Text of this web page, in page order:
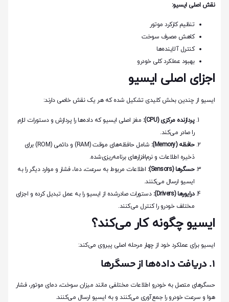
نقش اصلی ایسیو:
تنظیم کارکرد موتور
کاهش مصرف سوخت
کنترل آلاینده‌ها
بهبود عملکرد کلی خودرو
اجزای اصلی ایسیو
ایسیو از چندین بخش کلیدی تشکیل شده که هر یک نقش خاصی دارند:
پردازنده مرکزی (CPU):
مغز اصلی ایسیو که داده‌ها را پردازش و دستورات لازم
را صادر می‌کند.
حافظه (Memory):
شامل حافظه‌های موقت (RAM) و دائمی (ROM) برای
ذخیره اطلاعات و نرم‌افزارهای برنامه‌ریزی‌شده.
حسگرها (Sensors):
اطلاعات مربوط به سرعت، دما، فشار و موارد دیگر را به
ایسیو ارسال می‌کنند.
درایورها (Drivers):
دستورات صادرشده از ایسیو را به عمل تبدیل کرده و اجزای
مختلف خودرو را کنترل می‌کنند.
ایسیو چگونه کار می‌کند؟
ایسیو برای عملکرد خود از چهار مرحله اصلی پیروی می‌کند:
1. دریافت داده‌ها از حسگرها
حسگرهای متصل به خودرو اطلاعات مختلفی مانند میزان سوخت، دمای موتور، فشار
هوا و سرعت خودرو را جمع‌آوری می‌کنند و به ایسیو ارسال می‌کنند.